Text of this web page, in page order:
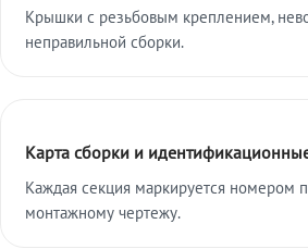
Крышки с резьбовым креплением,
неправильной сборки.
Карта сборки и
Каждая секция маркируется номером
монтажному чертежу.